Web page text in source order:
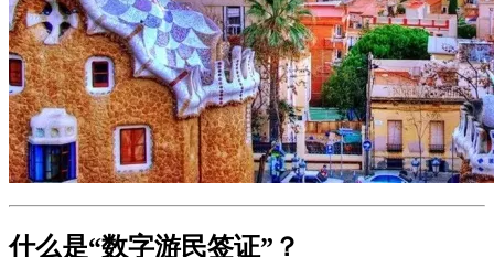
什么是“数字游民签证”？